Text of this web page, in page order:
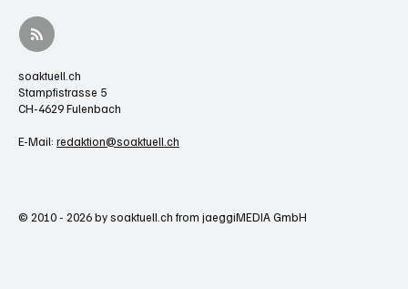
soaktuell.ch
Stampfistrasse 5
CH-4629 Fulenbach
E-Mail: redaktion@soaktuell.ch
© 2010 - 2026 by soaktuell.ch from jaeggiMEDIA GmbH